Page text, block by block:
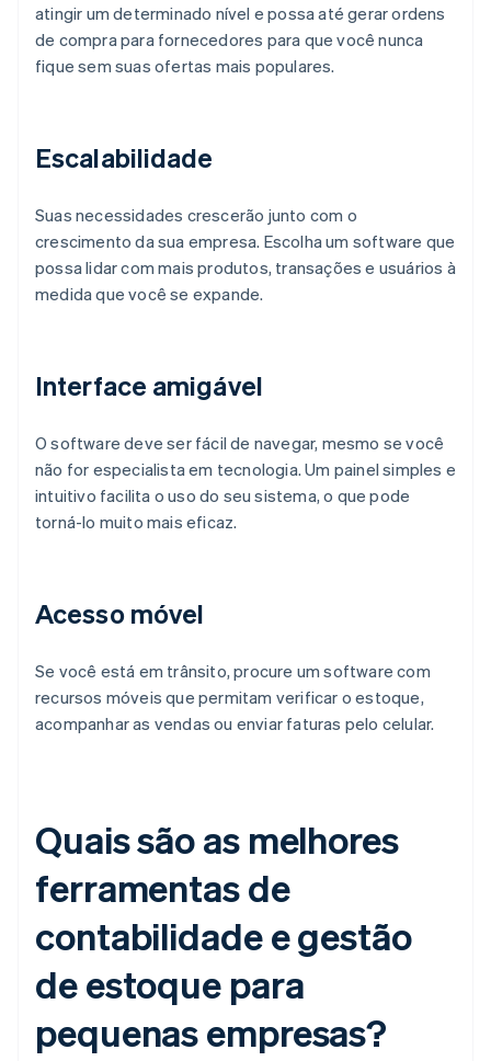
atingir um determinado nível e possa até gerar ordens
de compra para fornecedores para que você nunca
fique sem suas ofertas mais populares.
Escalabilidade
Suas necessidades crescerão junto com o
crescimento da sua empresa. Escolha um software que
possa lidar com mais produtos, transações e usuários à
medida que você se expande.
Interface amigável
O software deve ser fácil de navegar, mesmo se você
não for especialista em tecnologia. Um painel simples e
intuitivo facilita o uso do seu sistema, o que pode
torná-lo muito mais eficaz.
Acesso móvel
Se você está em trânsito, procure um software com
recursos móveis que permitam verificar o estoque,
acompanhar as vendas ou enviar faturas pelo celular.
Quais são as melhores
ferramentas de
contabilidade e gestão
de estoque para
pequenas empresas?